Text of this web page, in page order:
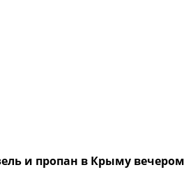
и пропан в Крыму вечером